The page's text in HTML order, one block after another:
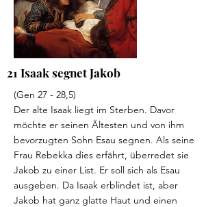
(Gen 27 - 28,5)
Der alte Isaak liegt im Sterben. Davor
möchte er seinen Ältesten und von ihm
bevorzugten Sohn Esau segnen. Als seine
Frau Rebekka dies erfährt, überredet sie
Jakob zu einer List. Er soll sich als Esau
ausgeben. Da Isaak erblindet ist, aber
Jakob hat ganz glatte Haut und einen
21 Isaak segnet Jakob